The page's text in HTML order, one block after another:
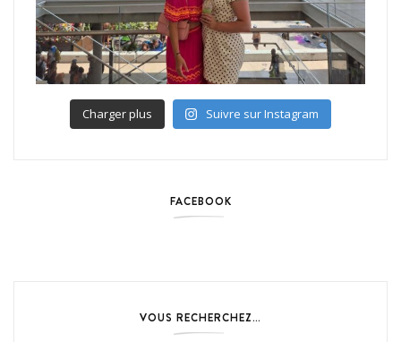
Charger plus Suivre sur Instagram
FACEBOOK
VOUS RECHERCHEZ…